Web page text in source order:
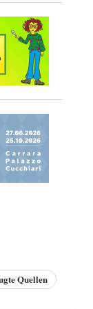
Quellen